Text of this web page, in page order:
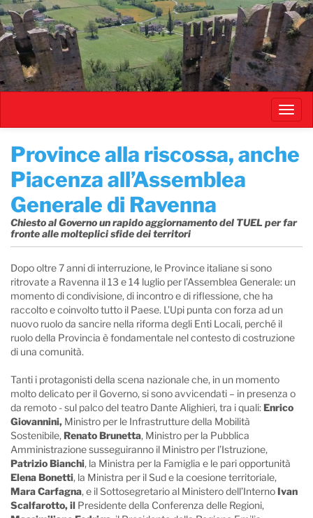
Salta
al
contenuto
principale
Province alla riscossa, anche
Piacenza all’Assemblea
Generale di Ravenna
Chiesto al Governo un rapido aggiornamento del TUEL per far
fronte alle molteplici sfide dei territori
Dopo oltre 7 anni di interruzione, le Province italiane si sono
ritrovate a Ravenna il 13 e 14 luglio per l’Assemblea Generale: un
momento di condivisione, di incontro e di riflessione, che ha
raccolto e coinvolto tutto il Paese. L’Upi punta con forza ad un
nuovo ruolo da sancire nella riforma degli Enti Locali, perché il
ruolo della Provincia è fondamentale nel contesto di costruzione
di una comunità.
Tanti i protagonisti della scena nazionale che, in un momento
molto delicato per il Governo, si sono avvicendati – in presenza o
da remoto - sul palco del teatro Dante Alighieri, tra i quali:Enrico
Giovannini, Ministro per le Infrastrutture della Mobilità
Sostenibile, Renato Brunetta, Ministro per la Pubblica
Amministrazione susseguiranno il Ministro per l’Istruzione,
Patrizio Bianchi, la Ministra per la Famiglia e le pari opportunità
Elena Bonetti, la Ministra per il Sud e la coesione territoriale,
Mara Carfagna, e il Sottosegretario al Ministero dell’InternoIvan
Scalfarotto, il Presidente della Conferenza delle Regioni,